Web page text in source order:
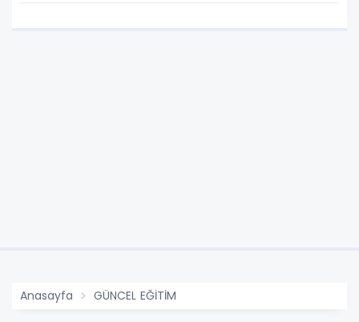
Anasayfa GÜNCEL EĞİTİM